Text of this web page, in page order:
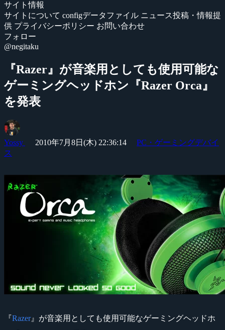
サイト情報
サイトについて configデータファイル ニュース投稿・情報提
供 プライバシーポリシー お問い合わせ
フォロー
@negitaku
『Razer』が音楽用としても使用可能な
ゲーミングヘッドホン『Razer Orca』
を発表
Yossy 2010年7月8日(木) 22:36:14
PC・ゲーミングデバイ
ス
『Razer』が音楽用としても使用可能なゲーミングヘッドホ